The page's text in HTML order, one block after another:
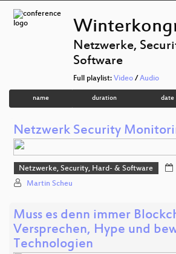
Netzwerke,
Software
Full playlist:Video /Audio
name duration date
Netzwerk Security
Netzwerke, Security, Hard- & Software
Martin Scheu
Muss es denn immer
Versprechen, Hype und
Technologien